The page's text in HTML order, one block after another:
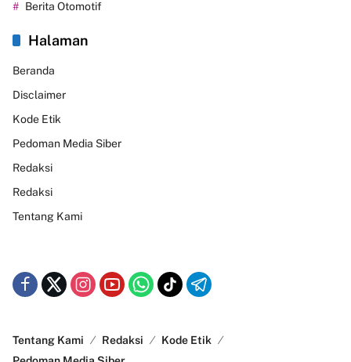
Berita Otomotif
Halaman
Beranda
Disclaimer
Kode Etik
Pedoman Media Siber
Redaksi
Redaksi
Tentang Kami
Tentang Kami Redaksi
Kode Etik